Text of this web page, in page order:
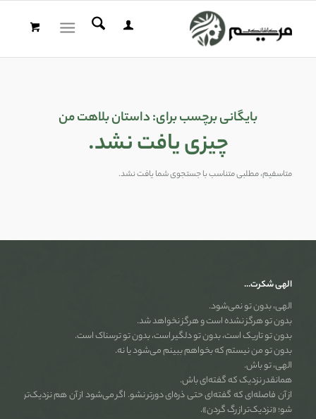
بایگانی برچسب برای:داستان بلاهت من
چیزی یافت نشد.
متاسفیم، مطلبی متناسب با جستجوی شما یافت نشد.
الهی شکرت…
الهی، بدون تو نمی‌شود.
بدون تو هرگز نشده است و هرگز نخواهد شد.
بدون تو تاریک است، بدون تو دلگیر است، بدون تو ترسناک است.
بدون تو من نیستم که بخواهم ببینم می‌شود یا نه.
الهی، تو باش.
همانقدر نزدیک که گفته‌ای باش.
از آن فاصله‌ای که گفته‌ای حتی ذره‌ای دورتر نشو. اگر می‌شود از آن هم نزدیک‌تر
شو؛ «نزدیک‌تر از رگ گردن».